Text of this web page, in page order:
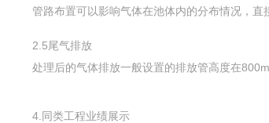
管路布置可以影响气体在池体内的分布情况，直
2.5尾气排放
处理后的气体排放一般设置的排放管高度在
4.同类工程业绩展示